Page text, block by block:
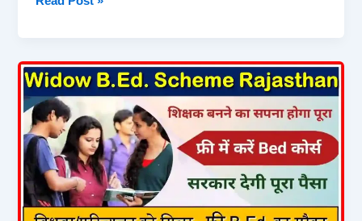
2026
|
गर्भवती
महिलाओं
को
पुत्र/
पुत्री
के